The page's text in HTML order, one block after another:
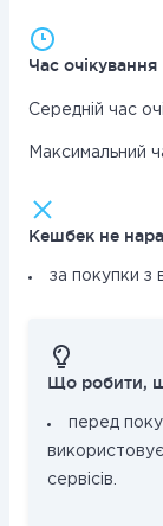
Час
Середній час
Максимальний
Кешбек не
за покупки з
Що робити,
перед
сервісів.